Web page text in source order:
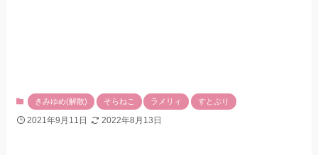
きみゆめ(解散) そらねこ ラメリィ すとぷり
2021年9月11日 2022年8月13日